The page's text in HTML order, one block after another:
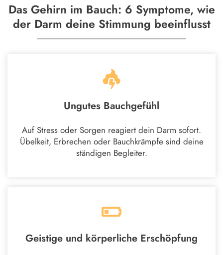
Das Gehirn im Bauch: 6 Symptome, wie
der Darm deine Stimmung beeinflusst
Ungutes Bauchgefühl
Auf Stress oder Sorgen reagiert dein Darm sofort.
Übelkeit, Erbrechen oder Bauchkrämpfe sind deine
ständigen Begleiter.
Geistige und körperliche Erschöpfung